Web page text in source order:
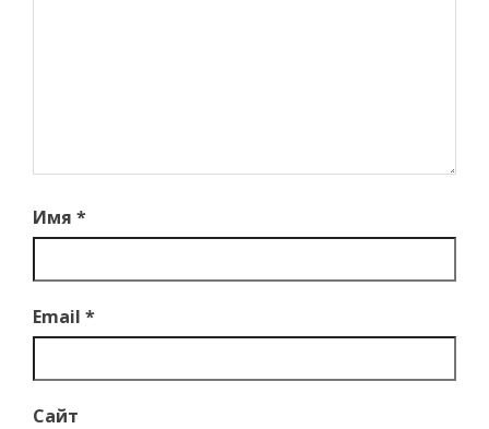
Имя *
Email *
Сайт